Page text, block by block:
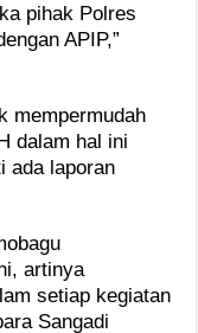
pihak Polres
APIP,”
mempermudah
dalam hal ini
ada laporan
artinya
setiap kegiatan
Sangadi